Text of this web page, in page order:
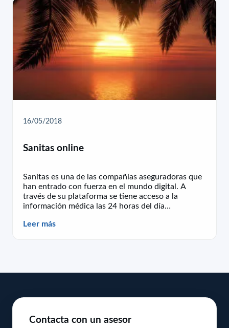
16/05/2018
Sanitas online
Sanitas es una de las compañías aseguradoras que
han entrado con fuerza en el mundo digital. A
través de su plataforma se tiene acceso a la
información médica las 24 horas del día…
Leer más
Contacta con un asesor